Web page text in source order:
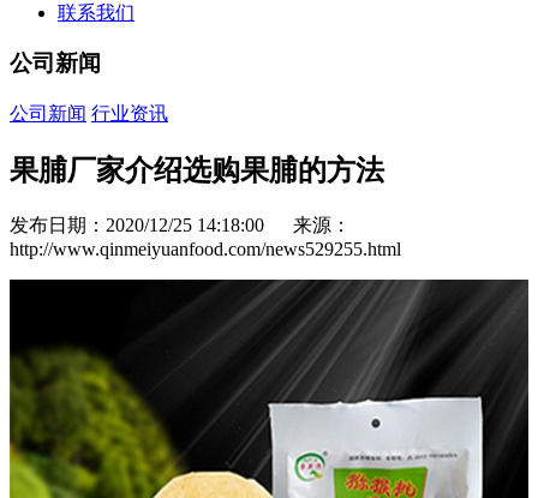
联系我们
公司新闻
公司新闻 行业资讯
果脯厂家介绍选购果脯的方法
发布日期：2020/12/25 14:18:00 来源：
http://www.qinmeiyuanfood.com/news529255.html